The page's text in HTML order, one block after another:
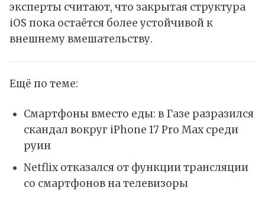
эксперты считают, что закрытая структура
iOS пока остаётся более устойчивой к
внешнему вмешательству.
Ещё по теме:
Смартфоны вместо еды: в Газе разразился
скандал вокруг iPhone 17 Pro Max среди
руин
Netflix отказался от функции трансляции
со смартфонов на телевизоры